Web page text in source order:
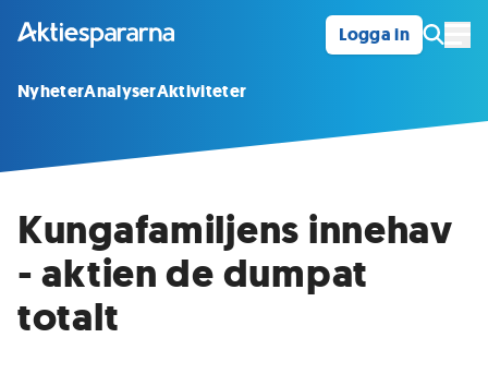
Logga in
NyheterAnalyserAktiviteter
Kungafamiljens innehav
- aktien de dumpat
totalt